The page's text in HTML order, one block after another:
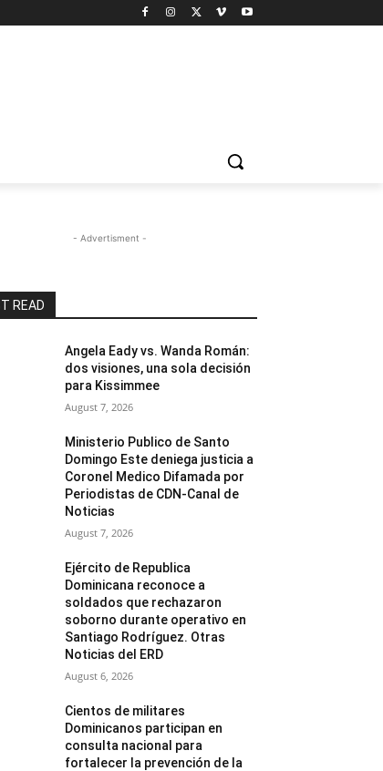
- Advertisment -
READ
Angela Eady vs. Wanda Román:
dos visiones, una sola decisión
para Kissimmee
August 7, 2026
Ministerio Publico de Santo
Domingo Este deniega justicia a
Coronel Medico Difamada por
Periodistas de CDN-Canal de
Noticias
August 7, 2026
Ejército de Republica
Dominicana reconoce a
soldados que rechazaron
soborno durante operativo en
Santiago Rodríguez. Otras
Noticias del ERD
August 6, 2026
Cientos de militares
Dominicanos participan en
consulta nacional para
fortalecer la prevención de la